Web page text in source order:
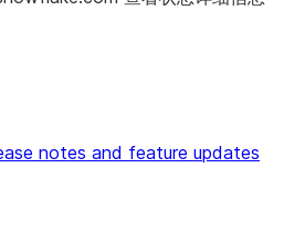
notes and feature updates